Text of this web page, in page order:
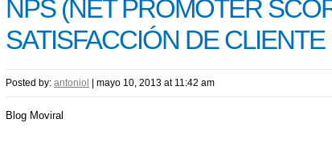
NPS (NET PROMOTER
SATISFACCIÓN DE
Posted by: antoniol mayo 10, 2013 at 11:42 am
Blog Moviral